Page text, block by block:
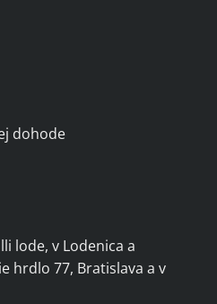
dohode
lode, v Lodenica a
hrdlo 77, Bratislava a v